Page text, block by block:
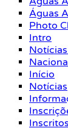
Águas
Photo
Intro
Início
Notícias
Inscritos